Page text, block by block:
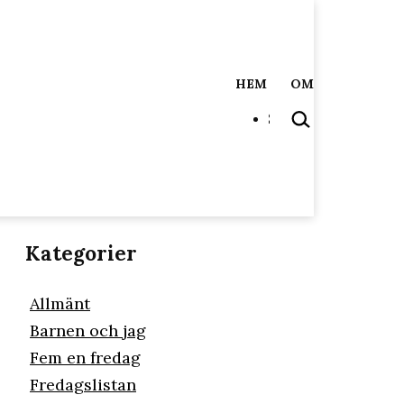
HEM OM
SÖK
…
Kategorier
Allmänt
Barnen och jag
Fem en fredag
Fredagslistan